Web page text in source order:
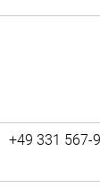
+49 331 567-